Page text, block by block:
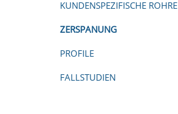
KUNDENSPEZIFISCHE ROHRE
ZERSPANUNG
PROFILE
FALLSTUDIEN